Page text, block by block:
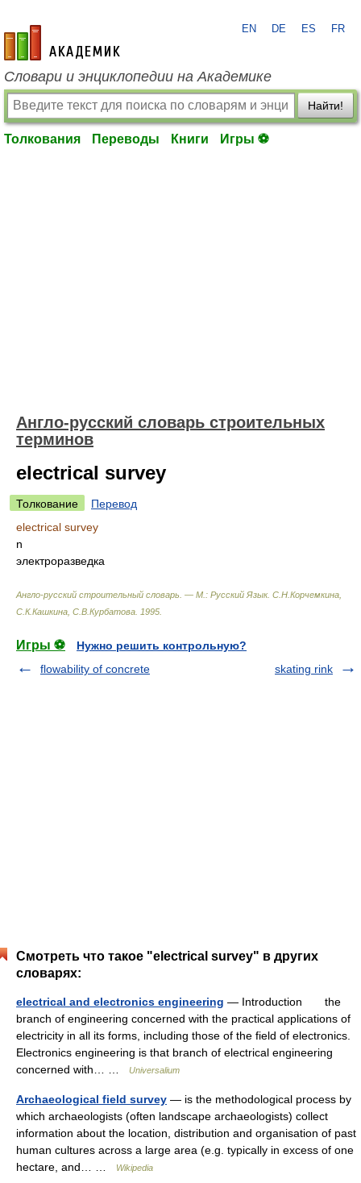
academic.ru
EN DE ES FR
Словари и энциклопедии на Академике
Найти!
Толкования Переводы Книги Игры ⚽
Англо-русский словарь строительных
терминов
electrical survey
Толкование
Перевод
electrical survey
n
электроразведка
Англо-русский строительный словарь. — М.: Русский Язык. С.Н.Корчемкина,
С.К.Кашкина, С.В.Курбатова 1995
Игры ⚽
Нужно решить контрольную?
flowability of concrete
skating rink
Смотреть что такое "electrical survey" в других
словарях:
electrical and electronics engineering — Introduction the
branch of engineering concerned with the practical applications of
electricity in all its forms, including those of the field of electronics.
Electronics engineering is that branch of electrical engineering
concerned with… …
Universalium
Archaeological field survey — is the methodological process by
which archaeologists (often landscape archaeologists) collect
information about the location, distribution and organisation of past
human cultures across a large area (e.g. typically in excess of one
hectare, and… …
Wikipedia